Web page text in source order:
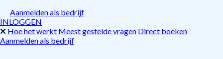
Aanmelden als bedrijf
INLOGGEN
Hoe het werkt Meest gestelde vragen Direct boeken
Aanmelden als bedrijf